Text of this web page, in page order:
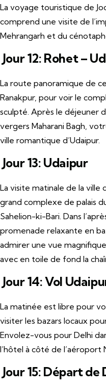
La voyage touristique de
comprend une visite de
Mehrangarh et du
Jour 12: Rohet –
La route panoramique de
Ranakpur, pour voir le
sculpté. Après le déjeuner
vergers Maharani Bagh,
ville romantique d’Udaipur.
Jour 13: Udaipur
La visite matinale de la ville
grand complexe de palais
Sahelion-ki-Bari. Dans
promenade relaxante en
admirer une vue
avec en toile de fond la
Jour 14: Vol
La matinée est libre pour
visiter les bazars locaux
Envolez-vous pour Delhi
l’hôtel à côté de l’aéroport
Jour 15: Départ de